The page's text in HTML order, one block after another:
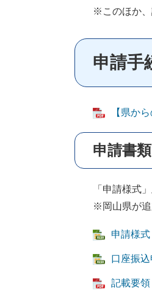
※このほか、
申請手
【県か
申請書類
「申請様式
※岡山県が追
申請様
口座振
記載要